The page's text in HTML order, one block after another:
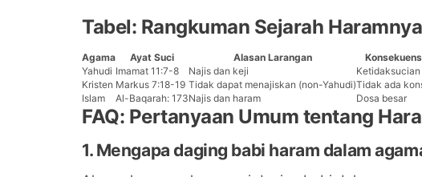
Tabel: Rangkuman Sejarah
Agama Ayat Suci Alasan Larangan
Yahudi Imamat 11:7-8 Najis dan keji
Kristen Markus 7:18-19 Tidak dapat menajiskan (non-Yahudi)Tidak ada
Islam
Al-Baqarah: 173Najis dan haram Dosa besar
FAQ: Pertanyaan Umum tentang
1. Mengapa daging babi haram dalam